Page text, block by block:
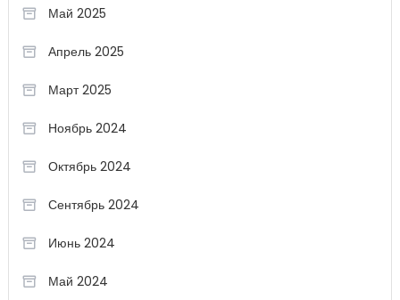
Май 2025
Апрель 2025
Март 2025
Ноябрь 2024
Октябрь 2024
Сентябрь 2024
Июнь 2024
Май 2024